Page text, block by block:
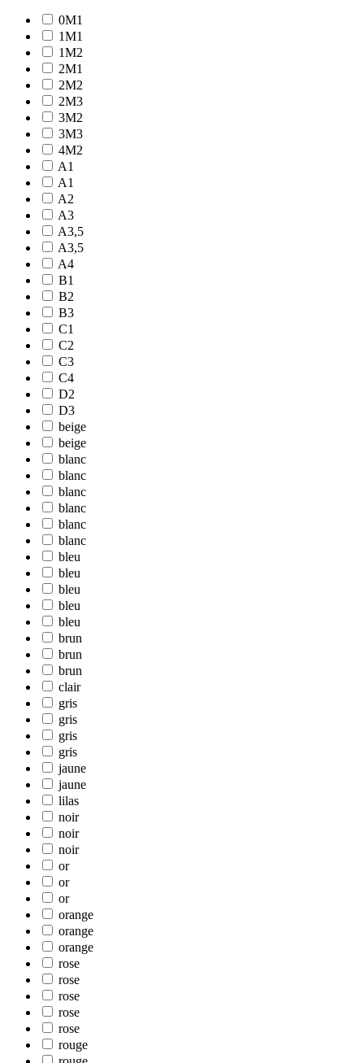
0M1
1M1
1M2
2M1
2M2
2M3
3M2
3M3
4M2
A1
A1
A2
A3
A3,5
A3,5
A4
B1
B2
B3
C1
C2
C3
C4
D2
D3
beige
beige
blanc
blanc
blanc
blanc
blanc
blanc
bleu
bleu
bleu
bleu
bleu
brun
brun
brun
clair
gris
gris
gris
gris
jaune
jaune
lilas
noir
noir
noir
or
or
or
orange
orange
orange
rose
rose
rose
rose
rose
rouge